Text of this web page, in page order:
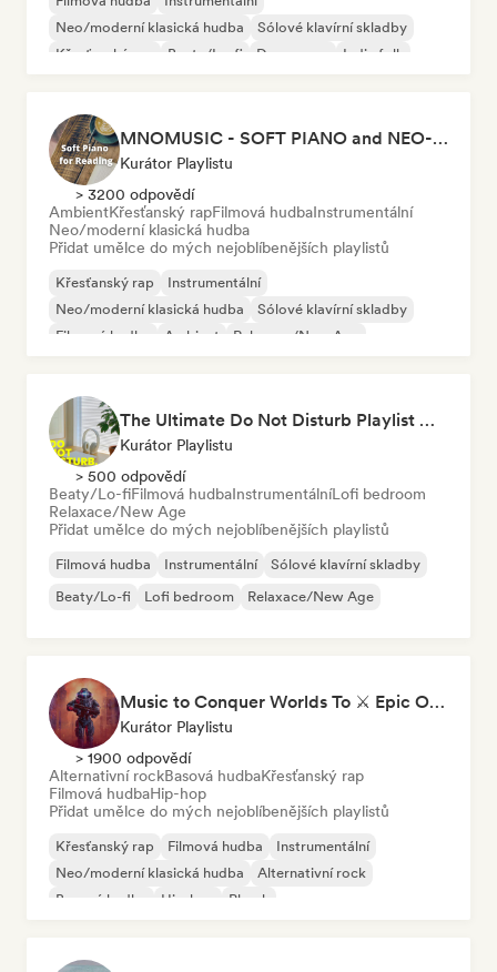
Neo/moderní klasická hudba
Sólové klavírní skladby
Křesťanský rap
Beaty/Lo-fi Dream pop Indie folk
MNOMUSIC - SOFT PIANO and NEO-CLASSICAL
Kurátor Playlistu
> 3200 odpovědí
AmbientKřesťanský rapFilmová hudbaInstrumentální
Neo/moderní klasická hudba
Přidat umělce do mých nejoblíbenějších playlistů
Křesťanský rap
Instrumentální
Neo/moderní klasická hudba
Sólové klavírní skladby
Filmová hudba
Ambient Relaxace/New Age
The Ultimate Do Not Disturb Playlist 🔕 Neo-Classical & Ambient Piano
Kurátor Playlistu
> 500 odpovědí
Beaty/Lo-fiFilmová hudbaInstrumentálníLofi bedroom
Relaxace/New Age
Přidat umělce do mých nejoblíbenějších playlistů
Filmová hudba Instrumentální
Sólové klavírní skladby
Beaty/Lo-fi
Lofi bedroom Relaxace/New Age
Music to Conquer Worlds To ⚔️ Epic Orchestral, Cinematic & Trailer Music
Kurátor Playlistu
> 1900 odpovědí
Alternativní rockBasová hudbaKřesťanský rap
Filmová hudbaHip-hop
Přidat umělce do mých nejoblíbenějších playlistů
Křesťanský rap Filmová hudba
Instrumentální
Neo/moderní klasická hudba
Alternativní rock
Basová hudba
Hip-hop Phonk